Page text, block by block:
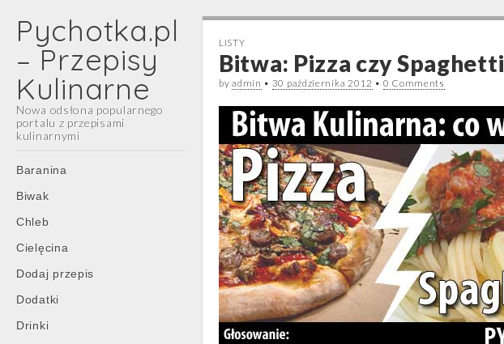
Pychotka.pl
– Przepisy
Kulinarne
Nowa odsłona popularnego
portalu z przepisami
kulinarnymi
Main
menu
Skip
content
Baranina
Biwak
Chleb
Cielęcina
Dodaj przepis
Dodatki
Drinki
LISTY
Bitwa: Pizza czy Spaghetti
byadmin • 30 października 2012 • 0 Comments